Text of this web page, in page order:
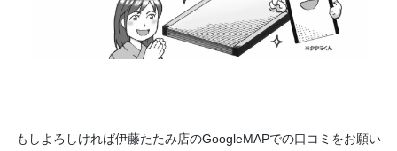
もしよろしければ伊藤たたみ店のGoogleMAPでの口コミをお願い